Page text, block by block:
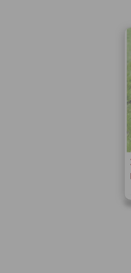
Vyplněním a odesláním
formuláře rovněž
a